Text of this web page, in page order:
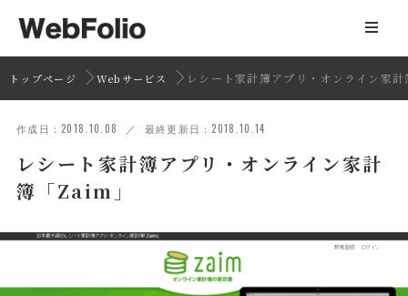
トップページ Webサービス レシート家計簿アプリ・オンライン家
作成日：2018.10.08 ／ 最終更新日：2018.10.14
レシート家計簿アプリ・オンライン家計
簿「Zaim」